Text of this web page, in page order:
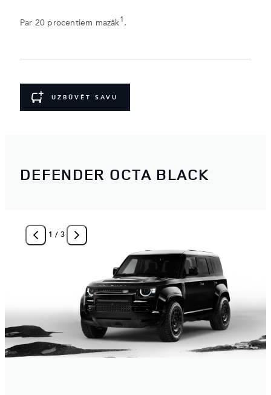
Par 20 procentiem mazāk1 .
UZBŪVĒT SAVU
DEFENDER OCTA BLACK
1 / 3